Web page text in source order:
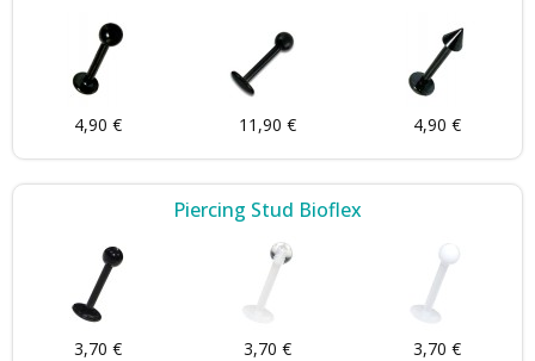
4,90 € 11,90 € 4,90 €
Piercing Stud Bioflex
3,70 € 3,70 € 3,70 €